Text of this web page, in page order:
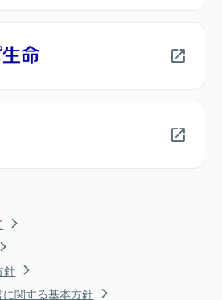
針
関する基本方針